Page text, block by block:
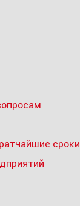
сроки